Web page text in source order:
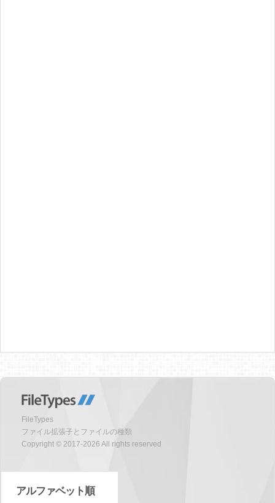
FileTypes
ファイル拡張子とファイルの種類
Copyright © 2017-2026 All rights reserved
アルファベット順